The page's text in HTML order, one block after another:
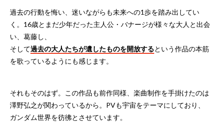
過去の行動を悔い、迷いながらも未来への1歩を踏み出してい
く。16歳とまだ少年だった主人公・バナージが様々な大人と出会
い、葛藤し、
そして過去の大人たちが遺したものを開放するという作品の本筋
を歌っているようにも感じます。
それもそのはず。この作品も前作同様、楽曲制作を手掛けたのは
澤野弘之が関わっているから。PVも宇宙をテーマにしており、
ガンダム世界を彷彿とさせています。